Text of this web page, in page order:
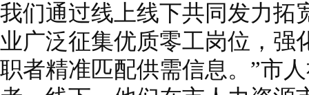
我们通过线上线下共同发力拓
业广泛征集优质零工岗位，强
职者精准匹配供需信息。”市